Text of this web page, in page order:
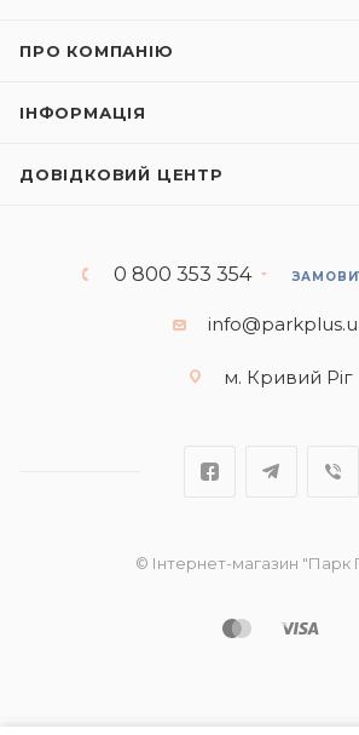
ПРО КОМПАНІЮ
ІНФОРМАЦІЯ
ДОВІДКОВИЙ ЦЕНТР
0 800 353 354
м. Кривий Ріг
© Інтернет-магазин "Парк